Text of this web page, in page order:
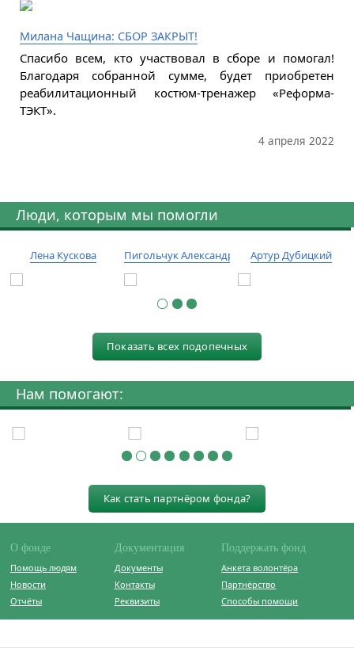
Милана Чащина: СБОР ЗАКРЫТ!
Спасибо всем, кто участвовал в сборе и помогал!
Благодаря собранной сумме, будет приобретен
реабилитационный костюм-тренажер «Реформа-
ТЭКТ».
4 апреля 2022
Люди, которым мы помогли
Лена Кускова Пигольчук Александр Артур Дубицкий
Показать всех подопечных
Нам помогают:
Как стать партнёром фонда?
О фонде
Помощь людям
Новости
Отчёты
Документация
Документы
Контакты
Реквизиты
Поддержать фонд
Анкета волонтёра
Партнёрство
Способы помощи